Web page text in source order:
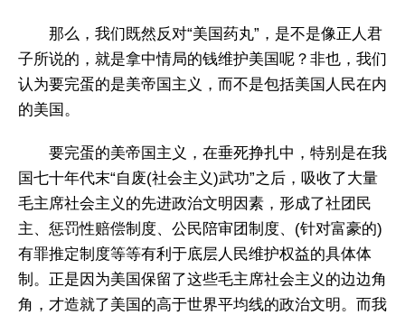
那么，我们既然反对“美国药丸”，是不是像正人君
子所说的，就是拿中情局的钱维护美国呢？非也，我们
认为要完蛋的是美帝国主义，而不是包括美国人民在内
的美国。
要完蛋的美帝国主义，在垂死挣扎中，特别是在我
国七十年代末“自废(社会主义)武功”之后，吸收了大量
毛主席社会主义的先进政治文明因素，形成了社团民
主、惩罚性赔偿制度、公民陪审团制度、(针对富豪的)
有罪推定制度等等有利于底层人民维护权益的具体体
制。正是因为美国保留了这些毛主席社会主义的边边角
角，才造就了美国的高于世界平均线的政治文明。而我